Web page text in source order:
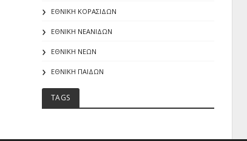
ΕΘΝΙΚΗ ΚΟΡΑΣΙΔΩΝ
ΕΘΝΙΚΗ ΝΕΑΝΙΔΩΝ
ΕΘΝΙΚΗ ΝΕΩΝ
ΕΘΝΙΚΗ ΠΑΙΔΩΝ
TAGS